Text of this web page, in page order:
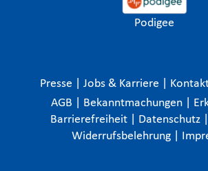
Podigee
Presse Jobs & Karriere
AGB
Bekanntmachungen
Barrierefreiheit
Datenschutz
Widerrufsbelehrung